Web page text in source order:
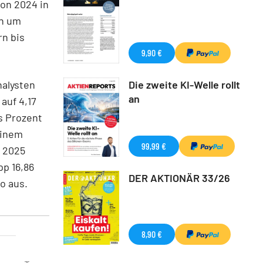
2024 in
um
bis
4,17
Prozent
16,86
aus.
9,90 €
Die zweite KI-Welle rollt
an
99,99 €
DER AKTIONÄR 33/26
8,90 €